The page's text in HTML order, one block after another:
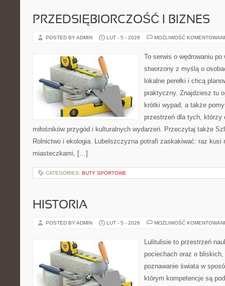
PRZEDSIĘBIORCZOŚĆ I BIZNES
POSTED BY ADMIN LUT - 5 - 2026 MOŻLIWOŚĆ
To serwis o wędrowaniu
stworzony z myślą o
lokalne perełki i chcą
praktyczny. Znajdziesz tu
krótki wypad, a także
przestrzeń dla tych, którzy
miłośników przygód i kulturalnych wydarzeń. Przeczytaj także
Rolnictwo i ekologia. Lubelszczyzna potrafi zaskakiwać: raz kusi
miasteczkami, […]
CATEGORIES: BUTY SPORTOWE
HISTORIA
POSTED BY ADMIN LUT - 5 - 2026 MOŻLIWOŚĆ
Lulitulisie to przestrzeń
pociechach oraz o
poznawanie świata w
którym kompetencje są